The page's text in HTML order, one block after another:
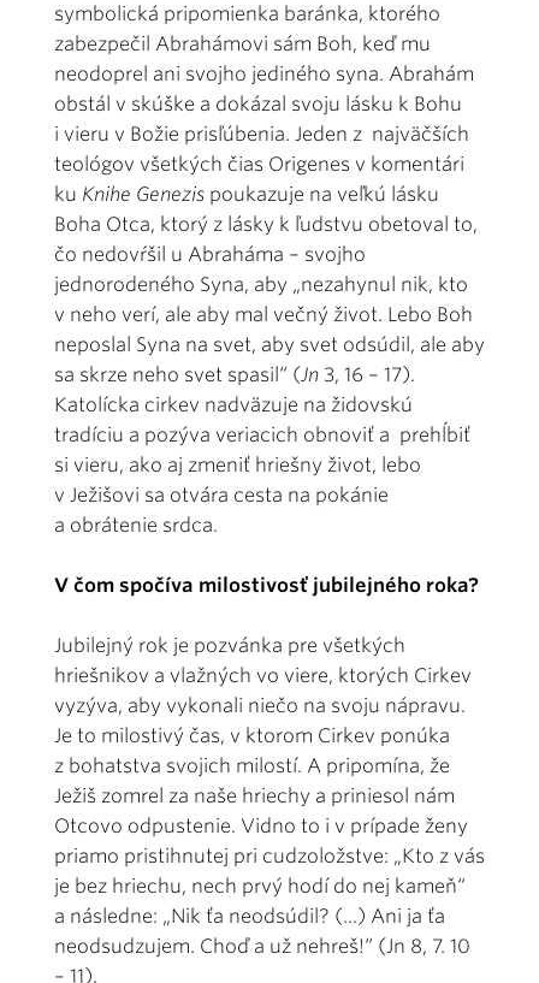
symbolická pripomienka baránka, ktorého
zabezpečil Abrahámovi sám Boh, keď mu
neodoprel ani svojho jediného syna. Abrahám
obstál v skúške a dokázal svoju lásku k Bohu
i vieru v Božie prisľúbenia. Jeden z najväčších
teológov všetkých čias Origenes v komentári
ku Knihe Genezis poukazuje na veľkú lásku
Boha Otca, ktorý z lásky k ľudstvu obetoval to,
čo nedovŕšil u Abraháma – svojho
jednorodeného Syna, aby „nezahynul nik, kto
v neho verí, ale aby mal večný život. Lebo Boh
neposlal Syna na svet, aby svet odsúdil, ale aby
sa skrze neho svet spasil“ (Jn 3, 16 – 17).
Katolícka cirkev nadväzuje na židovskú
tradíciu a pozýva veriacich obnoviť a prehĺbiť
si vieru, ako aj zmeniť hriešny život, lebo
v Ježišovi sa otvára cesta na pokánie
a obrátenie srdca.
V čom spočíva milostivosť jubilejného roka?
Jubilejný rok je pozvánka pre všetkých
hriešnikov a vlažných vo viere, ktorých Cirkev
vyzýva, aby vykonali niečo na svoju nápravu.
Je to milostivý čas, v ktorom Cirkev ponúka
z bohatstva svojich milostí. A pripomína, že
Ježiš zomrel za naše hriechy a priniesol nám
Otcovo odpustenie. Vidno to i v prípade ženy
priamo pristihnutej pri cudzoložstve: „Kto z vás
je bez hriechu, nech prvý hodí do nej kameň“
a následne: „Nik ťa neodsúdil? (...) Ani ja ťa
neodsudzujem. Choď a už nehreš!“ (Jn 8, 7. 10
– 11).